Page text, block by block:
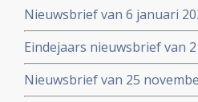
Nieuwsbrief van 6 januari
Eindejaars nieuwsbrief van
Nieuwsbrief van 25